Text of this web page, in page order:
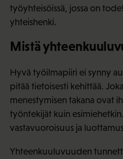
työyhteisöissä, jossa on
yhteishenki.
Mistä
Hyvä työilmapiiri ei synny
pitää tietoisesti kehittää.
menestymisen takana ovat
työntekijät kuin
vastavuoroisuus ja
Yhteenkuuluvuuden